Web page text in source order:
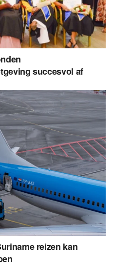
succesvol af
reizen kan